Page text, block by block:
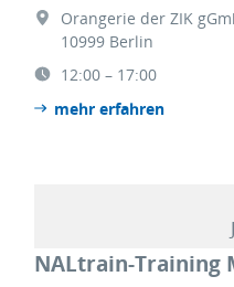
Orangerie der ZIK
10999 Berlin
12:00 – 17:00
mehr erfahren
NALtrain-Training